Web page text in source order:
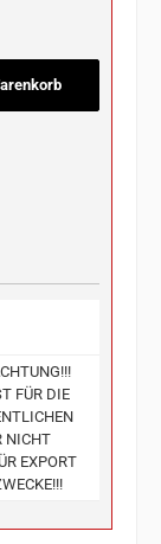
die Schaltflächen
FÜR DIE
NICHT
EXPORT